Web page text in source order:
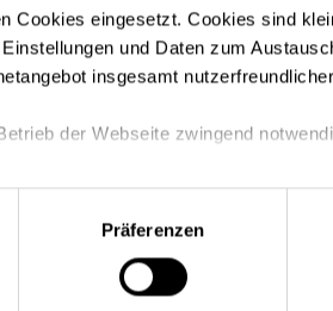
Cookies eingesetzt. Cookies sind
und Daten zum
insgesamt
der Webseite zwingend
mit nur den notwendigen
zu treffen oder durch Auswahl von
können Sie jederzeit
Präferenzen
und
Privatpatient oder
etwas